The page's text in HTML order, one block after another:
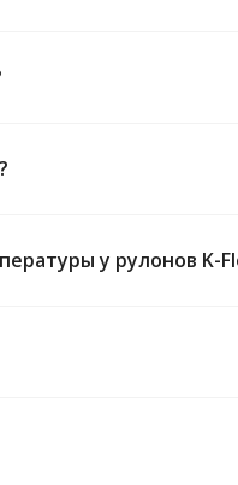
у рулонов K-